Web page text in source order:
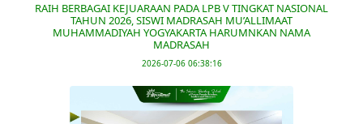
RAIH BERBAGAI KEJUARAAN PADA LPB V TINGKAT NASIONAL
TAHUN 2026, SISWI MADRASAH MU’ALLIMAAT
MUHAMMADIYAH YOGYAKARTA HARUMNKAN NAMA
MADRASAH
2026-07-06 06:38:16